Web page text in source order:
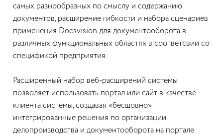
самых разнообразных по смыслу и содержанию
документов, расширение гибкости и набора сценариев
применения Docsvision для документооборота в
различных функциональных областях в соответсвии со
спецификой предприятия.
Расширенный набор веб-расширений системы
позволяет использовать портал или сайт в качестве
клиента системы, создавая «бесшовно»
интегрированные решения по организации
делопроизводства и документооборота на портале